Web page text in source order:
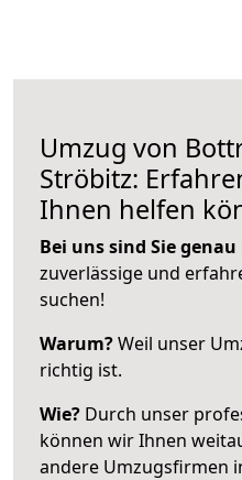
Umzug von
Ströbitz:
Ihnen helfen
Bei uns sind Sie
zuverlässige und
suchen!
Warum?Weil unser
richtig ist.
Wie? Durch unser
können wir Ihnen
andere Umzugsfirmen